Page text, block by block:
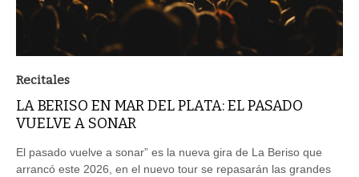
Recitales
LA BERISO EN MAR DEL PLATA: EL PASADO
VUELVE A SONAR
El pasado vuelve a sonar” es la nueva gira de La Beriso que
arrancó este 2026, en el nuevo tour se repasarán las grandes